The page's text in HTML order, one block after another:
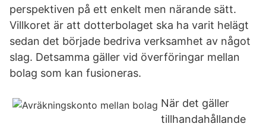
perspektiven på ett enkelt men närande sätt.
Villkoret är att dotter­bolaget ska ha varit helägt
sedan det började bedriva verk­samhet av något
slag. Detsamma gäller vid överföringar mellan
bolag som kan fusioneras.
När det gäller
tillhandahållande